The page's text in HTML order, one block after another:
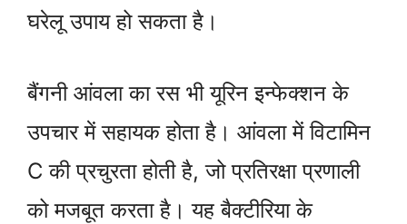
घरेलू उपाय हो सकता है।
बैंगनी आंवला का रस भी यूरिन इन्फेक्शन के
उपचार में सहायक होता है। आंवला में विटामिन
C की प्रचुरता होती है, जो प्रतिरक्षा प्रणाली
को मजबूत करता है। यह बैक्टीरिया के